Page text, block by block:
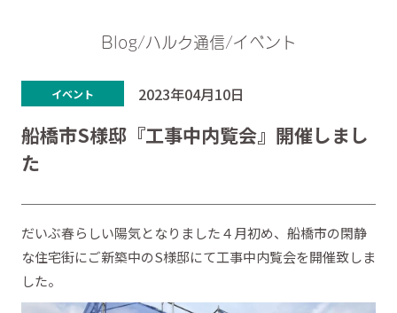
Blog/ハルク通信/イベント
イベント 2023年04月10日
船橋市S様邸『工事中内覧会』開催しまし
た
だいぶ春らしい陽気となりました４月初め、船橋市の閑静
な住宅街にご新築中のS様邸にて工事中内覧会を開催致しま
した。